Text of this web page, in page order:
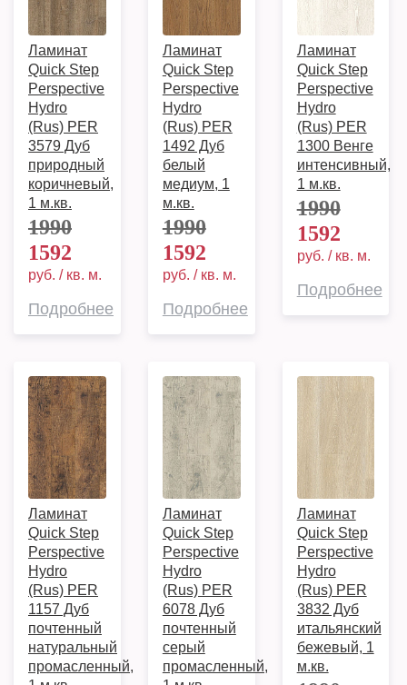
Ламинат
Quick Step
Perspective
Hydro
(Rus) PER
3579 Дуб
природный
коричневый,
1 м.кв.
1990
1592
руб. / кв. м.
Подробнее
Ламинат
Quick Step
Perspective
Hydro
(Rus) PER
1492 Дуб
белый
медиум, 1
м.кв.
1990
1592
руб. / кв. м.
Подробнее
Ламинат
Quick Step
Perspective
Hydro
(Rus) PER
1300 Венге
интенсивный,
1 м.кв.
1990
1592
руб. / кв. м.
Подробнее
Ламинат
Quick Step
Perspective
Hydro
(Rus) PER
1157 Дуб
почтенный
натуральный
промасленный,
Ламинат
Quick Step
Perspective
Hydro
(Rus) PER
6078 Дуб
почтенный
серый
промасленный,
Ламинат
Quick Step
Perspective
Hydro
(Rus) PER
3832 Дуб
итальянский
бежевый, 1
м.кв.